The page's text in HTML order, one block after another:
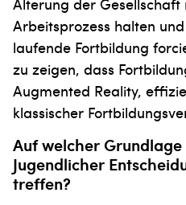
Arbeitsprozess halten
laufende Fortbildung
zu zeigen, dass
Augmented Reality,
klassischer
Auf welcher
Jugendlicher
treffen?